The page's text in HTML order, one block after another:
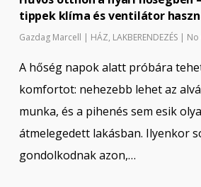
tippek klíma és ventilátor
Gazdag Marcell | HÁZ, LAKBERENDEZÉS | No
A hőség napok alatt próbára
komfortot: nehezebb lehet az
munka, és a pihenés sem esik
átmelegedett lakásban. Ilyenkor
gondolkodnak azon,…